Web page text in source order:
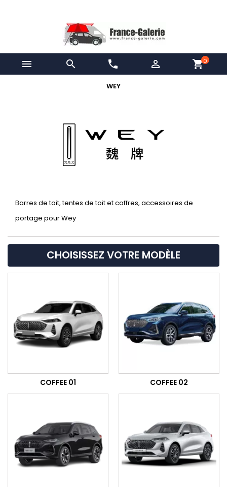
  phone  shopping_cart0
WEY
Barres de toit, tentes de toit et coffres, accessoires de
portage pour Wey
CHOISISSEZ VOTRE MODÈLE
COFFEE 01 COFFEE 02